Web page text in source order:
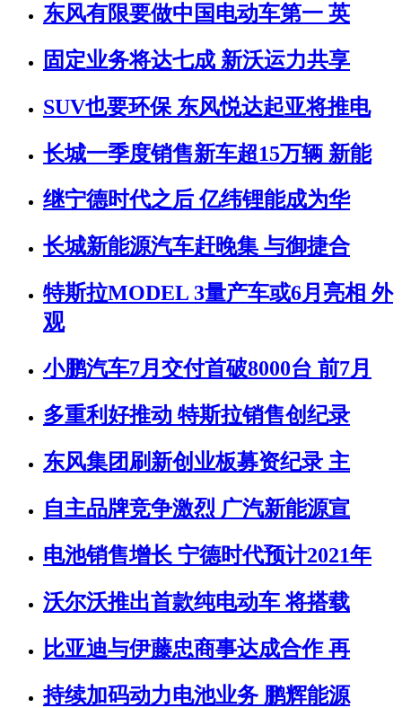
东风有限要做中国电动车第一 英
固定业务将达七成 新沃运力共享
SUV也要环保 东风悦达起亚将推电
长城一季度销售新车超15万辆 新能
继宁德时代之后 亿纬锂能成为华
长城新能源汽车赶晚集 与御捷合
特斯拉MODEL 3量产车或6月亮相 外
观
小鹏汽车7月交付首破8000台 前7月
多重利好推动 特斯拉销售创纪录
东风集团刷新创业板募资纪录 主
自主品牌竞争激烈 广汽新能源宣
电池销售增长 宁德时代预计2021年
沃尔沃推出首款纯电动车 将搭载
比亚迪与伊藤忠商事达成合作 再
持续加码动力电池业务 鹏辉能源